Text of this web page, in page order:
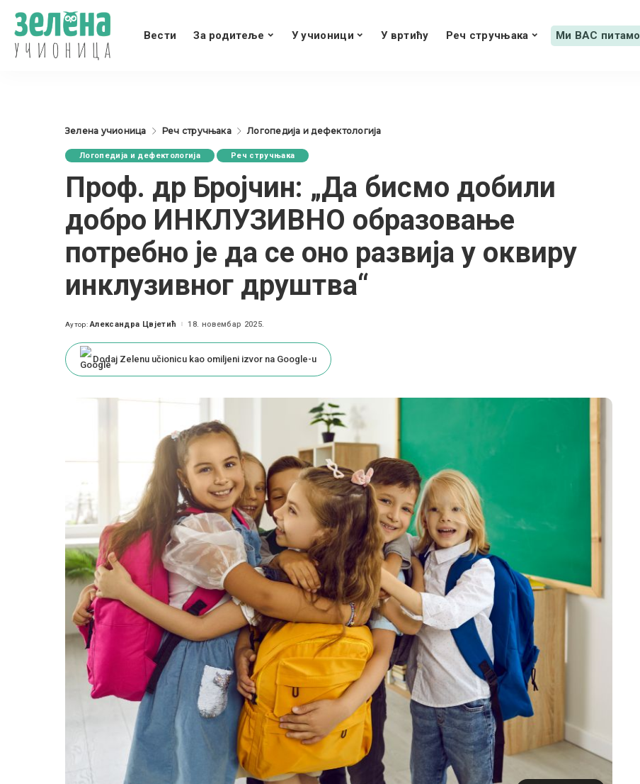
Вести За родитеље У учионици У вртићу Реч стручњака Ми ВАС питамо
Зелена учионица Реч стручњака Логопедија и дефектологија
Логопедија и дефектологија Реч стручњака
Проф. др Бројчин: „Да бисмо добили
добро ИНКЛУЗИВНО образовање
потребно је да се оно развија у оквиру
инклузивног друштва“
Posted
Аутор: Александра Цвјетић 18. новембар 2025.
Dodaj Zelenu učionicu kao omiljeni izvor na Google-u